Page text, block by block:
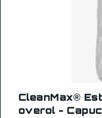
CleanMax®
overol -